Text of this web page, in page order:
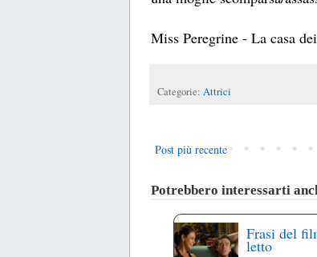
Miss Peregrine - La casa
Categorie: Attrici
Post più recente
Potrebbero interessarti
Frasi del
letto